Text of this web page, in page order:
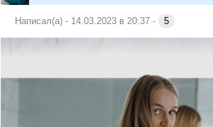
Написал(а) - 14.03.2023 в 20:37 - 5